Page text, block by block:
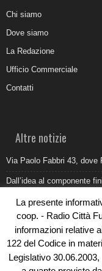
Chi siamo
Dove siamo
La Redazione
Ufficio Commerciale
Contatti
Altre notizie
Via Paolo Fabbri 43, dove
Dall’idea al componente
Belvedere Marittimo e il
Come organizzare e
Umidità di risalita in
La presente
coop. - Radio Città
informazioni relative
122 del Codice in
Legislativo